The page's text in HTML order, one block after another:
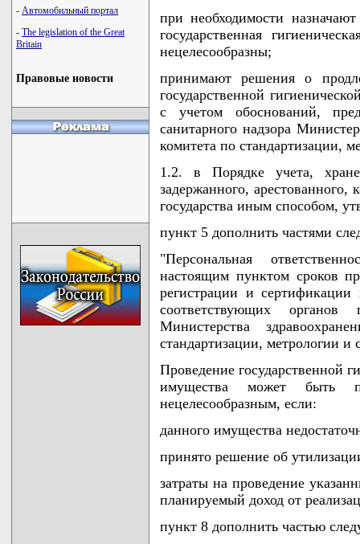
- Автомобильный портал
- The legislation of the Great
Britain
Правовые новости
при необходимости
государственная
нецелесообразны;
принимают решения о
государственной
с учетом обоснований,
санитарного надзора
комитета по стандартизации,
1.2. в Порядке учета,
задержанного,
государства иным способом,
пункт 5 дополнить частями
"Персональная
настоящим пунктом сроков
регистрации и сертификации
соответствующих органов
Министерства
стандартизации, метрологии и
Проведение государственной
имущества может быть
нецелесообразным, если:
данного имущества
принято решение об
затраты на проведение
планируемый доход от
пункт 8 дополнить частью